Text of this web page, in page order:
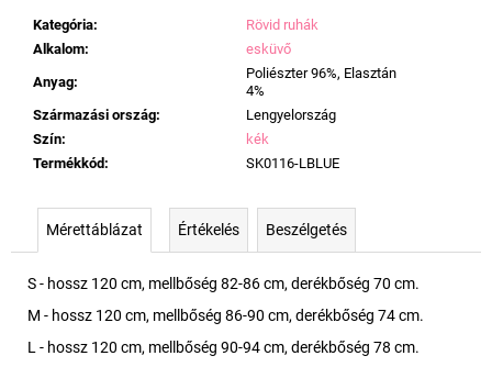
Kategória:
Rövid ruhák
Alkalom:
esküvő
Anyag:
Poliészter 96%, Elasztán
4%
Származási ország:
Lengyelország
Szín:
kék
Termékkód: SK0116-LBLUE
Mérettáblázat Értékelés Beszélgetés
S - hossz 120 cm, mellbőség 82-86 cm, derékbőség 70 cm.
M - hossz 120 cm, mellbőség 86-90 cm, derékbőség 74 cm.
L - hossz 120 cm, mellbőség 90-94 cm, derékbőség 78 cm.